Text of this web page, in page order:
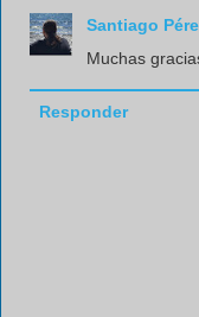
Santiago
Muchas
Responder